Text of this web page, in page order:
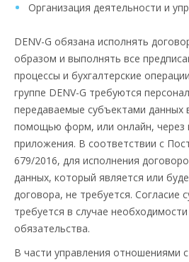
Организация деятельности и
DENV-G обязана исполнять
образом и выполнять все
процессы и бухгалтерские
группе DENV-G требуются
передаваемые субъектами данных
помощью форм, или онлайн, через
приложения. В соответствии с
679/2016, для исполнения
данных, который является или
договора, не требуется. Согласие
требуется в случае
обязательства.
В части управления отношениями